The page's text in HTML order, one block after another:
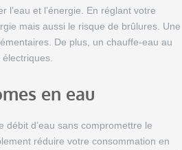
l’eau et l’énergie. En réglant votre
mais aussi le risque de brûlures. Une
De plus, un chauffe-eau au
en eau
d’eau sans compromettre le
réduire votre consommation en